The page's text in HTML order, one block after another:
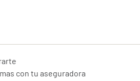
con tu aseguradora